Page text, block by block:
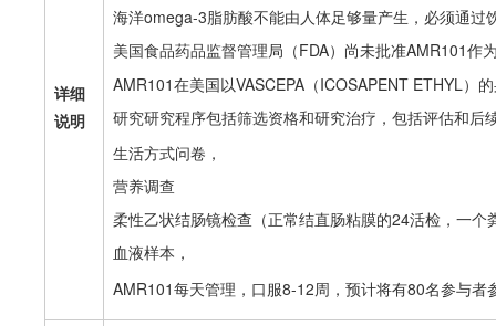
详细
说明
海洋omega-3脂肪酸不能由人体足够量产生，必须通过
美国食品药品监督管理局（FDA）尚未批准AMR101作
AMR101在美国以VASCEPA（ICOSAPENT ETHYL）
研究研究程序包括筛选资格和研究治疗，包括评估和后
生活方式问卷，
营养调查
柔性乙状结肠镜检查（正常结直肠粘膜的24活检，一个
血液样本，
AMR101每天管理，口服8-12周，预计将有80名参与者